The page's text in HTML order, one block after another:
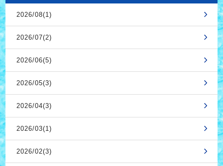
2026/08(1)
2026/07(2)
2026/06(5)
2026/05(3)
2026/04(3)
2026/03(1)
2026/02(3)